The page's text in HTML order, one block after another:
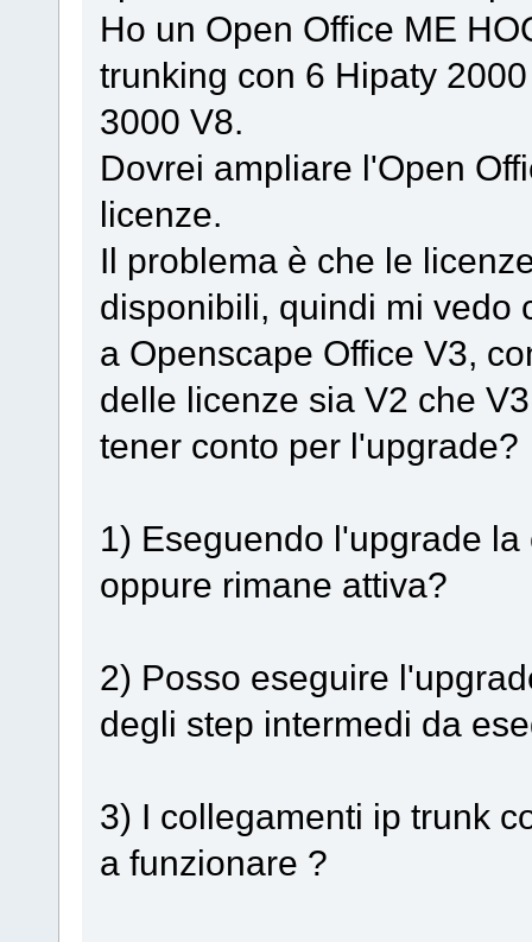
Ho un Open Office ME
trunking con 6 Hipaty
3000 V8.
Dovrei ampliare l'Open
licenze.
Il problema è che le
disponibili, quindi mi vedo
a Openscape Office V3,
delle licenze sia V2 che
tener conto per l'upgrade?
1) Eseguendo l'upgrade
oppure rimane attiva?
2) Posso eseguire
degli step intermedi da
3) I collegamenti ip trunk
a funzionare ?